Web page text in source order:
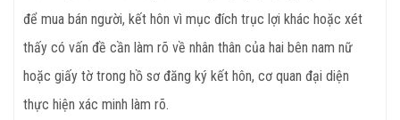
để mua bán người, kết hôn vì mục đích trục lợi khác hoặc xét
thấy có vấn đề cần làm rõ về nhân thân của hai bên nam nữ
hoặc giấy tờ trong hồ sơ đăng ký kết hôn, cơ quan đại diện
thực hiện xác minh làm rõ.